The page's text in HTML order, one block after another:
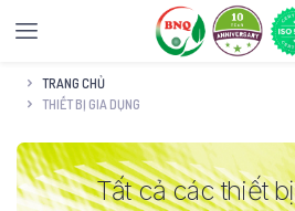
TRANG CHỦ
THIẾT BỊ GIA DỤNG
Tất cả các thiết bị